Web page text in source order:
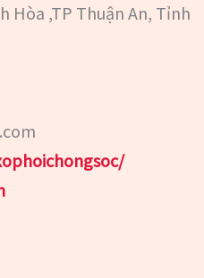
Hòa ,TP Thuận An, Tỉnh